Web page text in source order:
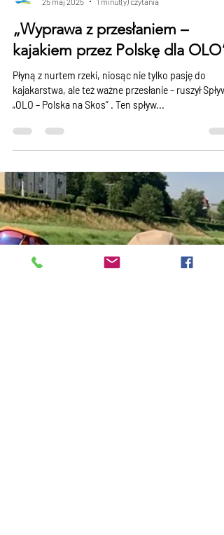
lubuskiemazury
„Wyprawa z przesłaniem –
kajakiem przez Polskę dla OLO”
Płyną z nurtem rzeki, niosąc nie tylko pasję do
kajakarstwa, ale też ważne przesłanie – ruszył Spływ